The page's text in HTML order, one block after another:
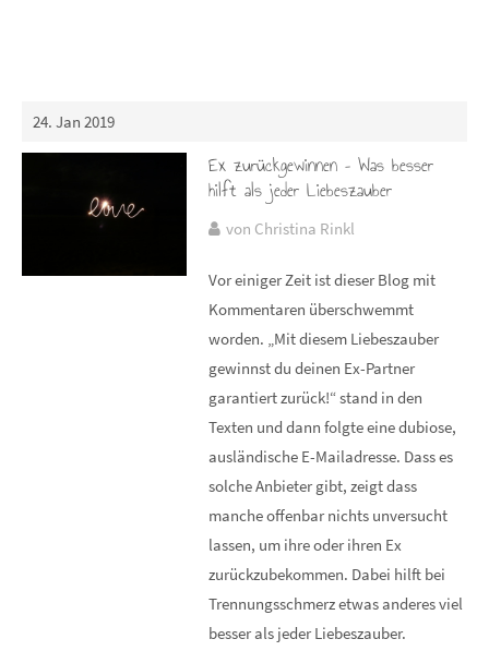
24. Jan 2019
Ex zurückgewinnen – Was besser
hilft als jeder Liebeszauber
von Christina Rinkl
Vor einiger Zeit ist dieser Blog mit
Kommentaren überschwemmt
worden. „Mit diesem Liebeszauber
gewinnst du deinen Ex-Partner
garantiert zurück!“ stand in den
Texten und dann folgte eine dubiose,
ausländische E-Mailadresse. Dass es
solche Anbieter gibt, zeigt dass
manche offenbar nichts unversucht
lassen, um ihre oder ihren Ex
zurückzubekommen. Dabei hilft bei
Trennungsschmerz etwas anderes viel
besser als jeder Liebeszauber.